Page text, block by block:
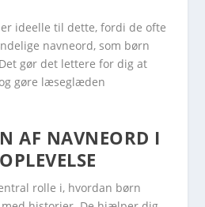
ideelle til dette, fordi de ofte
navneord, som børn
gør det lettere for dig at
gøre læseglæden
AF NAVNEORD I
rolle i, hvordan børn